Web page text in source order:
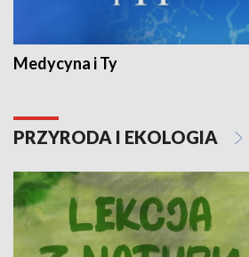
Medycyna i Ty
PRZYRODA I EKOLOGIA